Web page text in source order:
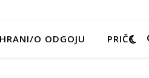
O ODGOJU PRIČE